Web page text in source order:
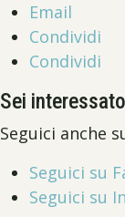
Email
Condividi
Condividi
Sei
Seguici anche
Seguici su
Seguici su